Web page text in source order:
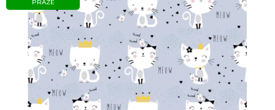
PRAZE